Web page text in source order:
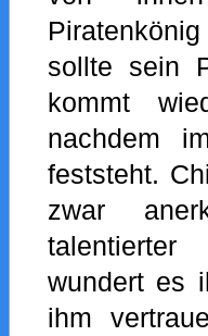
sollte sein
kommt
nachdem
feststeht.
zwar
wundert es
ihm